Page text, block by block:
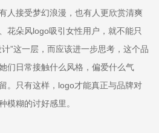
人接受梦幻浪漫，也有人更欣赏清爽
花朵风logo吸引女性用户，就不能只
”这一层，而应该进一步思考，这个品
们日常接触什么风格，偏爱什么气
。只有这样，logo才能真正与品牌对
模糊的讨好感里。